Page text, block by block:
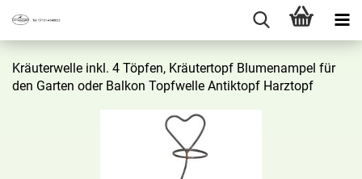
Kräu­ter­wel­le inkl. 4 Töp­fen, Kräu­ter­topf Blu­men­am­pel für
den Gar­ten oder Bal­kon Topf­wel­le An­tik­topf Harz­topf